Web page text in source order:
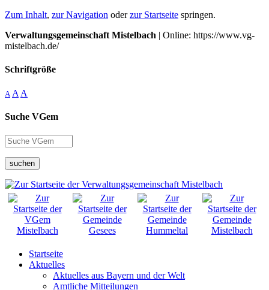
Zum Inhalt, zur Navigation oderzur Startseite springen.
Verwaltungsgemeinschaft Mistelbach | Online: https://www.vg-
mistelbach.de/
Schriftgröße
A A A
Suche VGem
suchen
Startseite
Aktuelles
Aktuelles aus Bayern und der Welt
Amtliche Mitteilungen